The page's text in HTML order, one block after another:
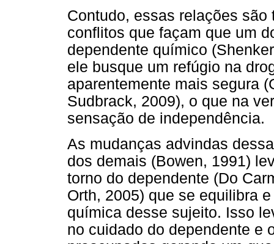
Contudo, essas relações
conflitos que façam que um
dependente químico
ele busque um refúgio na
aparentemente mais segura
Sudbrack, 2009), o que na
sensação de independência.
As mudanças advindas
dos demais (Bowen, 1991)
torno do dependente (Do
Orth, 2005) que se equilibra
química desse sujeito. Isso
no cuidado do dependente e